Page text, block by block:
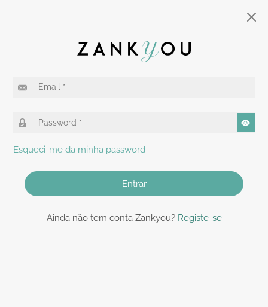
Esqueci-me da minha password
Entrar
Ainda não tem conta Zankyou? Registe-se